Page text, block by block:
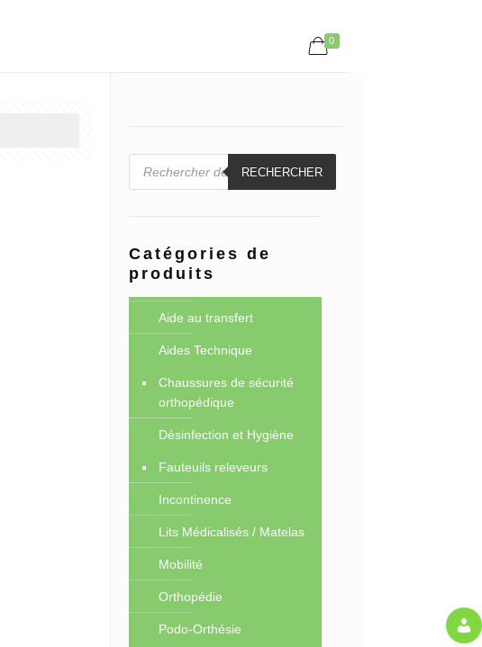
0
Recherche
de
RECHERCHER
Catégories de
produits
Aide au transfert
Aides Technique
Chaussures de sécurité
orthopédique
Désinfection et Hygiène
Fauteuils releveurs
Incontinence
Lits Médicalisés / Matelas
Mobilité
Orthopédie
Podo-Orthésie